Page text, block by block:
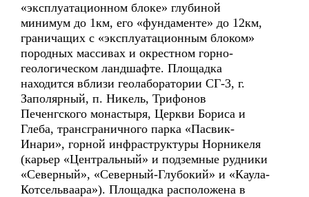
«эксплуатационном блоке» глубиной
минимум до 1км, его «фундаменте» до 12км,
граничащих с «эксплуатационным блоком»
породных массивах и окрестном горно-
геологическом ландшафте. Площадка
находится вблизи геолаборатории СГ-3, г.
Заполярный, п. Никель, Трифонов
Печенгского монастыря, Церкви Бориса и
Глеба, трансграничного парка «Пасвик-
Инари», горной инфраструктуры Норникеля
(карьер «Центральный» и подземные рудники
«Северный», «Северный-Глубокий» и «Каула-
Котсельваара»). Площадка расположена в